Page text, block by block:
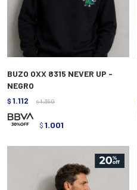
BUZO OXX 8315 NEVER UP -
NEGRO
$ 1.112 $ 1.390
$ 1.001